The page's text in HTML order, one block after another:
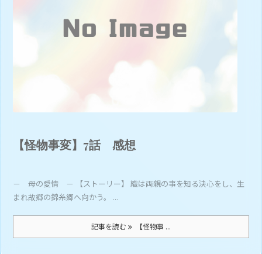
【怪物事変】7話 感想
－ 母の愛情 － 【ストーリー】 織は両親の事を知る決心をし、生
まれ故郷の錦糸郷へ向かう。 ...
記事を読む 【怪物事 ...